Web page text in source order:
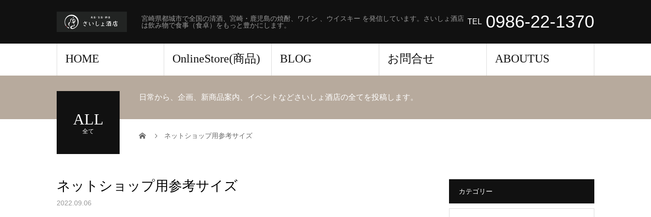
宮崎県都城市で全国の清酒、宮崎・鹿児島の焼酎、ワイン 、ウイスキー を発信しています。さいしょ酒店
は飲み物で食事（食卓）をもっと豊かにします。
TEL 0986-22-1370
HOME OnlineStore(商品) BLOG お問合せ ABOUTUS
ALL
全て
日常から、企画、新商品案内、イベントなどさいしょ酒店の全てを投稿します。
ネットショップ用参考サイズ
ネットショップ用参考サイズ
2022.09.06
カテゴリー